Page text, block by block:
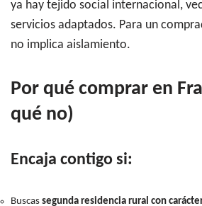
ya hay tejido social internacional,
servicios adaptados. Para un
no implica aislamiento.
Por qué comprar en
qué no)
Encaja contigo si:
Buscas segunda residencia rural con